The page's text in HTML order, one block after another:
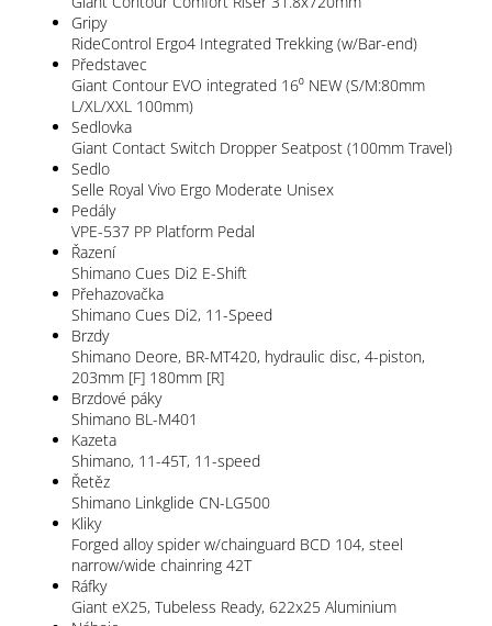
Gripy
RideControl Ergo4 Integrated Trekking (w/Bar-end)
Představec
Giant Contour EVO integrated 16⁰ NEW (S/M:80mm
L/XL/XXL 100mm)
Sedlovka
Giant Contact Switch Dropper Seatpost (100mm Travel)
Sedlo
Selle Royal Vivo Ergo Moderate Unisex
Pedály
VPE-537 PP Platform Pedal
Řazení
Shimano Cues Di2 E-Shift
Přehazovačka
Shimano Cues Di2, 11-Speed
Brzdy
Shimano Deore, BR-MT420, hydraulic disc, 4-piston,
203mm [F] 180mm [R]
Brzdové páky
Shimano BL-M401
Kazeta
Shimano, 11-45T, 11-speed
Řetěz
Shimano Linkglide CN-LG500
Kliky
Forged alloy spider w/chainguard BCD 104, steel
narrow/wide chainring 42T
Ráfky
Giant eX25, Tubeless Ready, 622x25 Aluminium